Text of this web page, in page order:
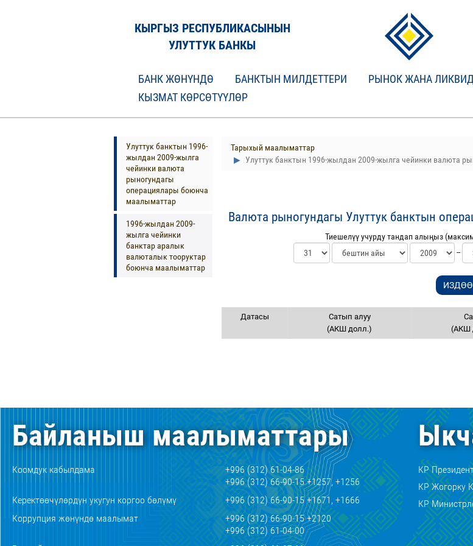
КЫРГЫЗ РЕСПУБЛИКАСЫНЫН
УЛУТТУК БАНКЫ
БАНК ЖӨНҮНДӨ БАНКТЫН МИЛДЕТТЕРИ РЫНОК ЖАНА
КЫЗМАТ КӨРСӨТҮҮЛӨР
Улуттук банктын 1996-
жылдан 2009-жылга
чейинки валюта
рыногундагы
операциялары боюнча
маалыматтар
1996-жылдан 2009-
жылга чейинки
банктар аралык
валюталык тооруктар
боюнча маалыматтар
Тарыхый маалыматтар
Улуттук банктын 1996-жылдан 2009-жылга чейинки валюта
Валюта рыногундагы Улуттук банктын
Тиешелүү учурду тандап алыңыз
--
Датасы
Сатып алуу
(АКШ долл.)
(АКШ
Байланыш маалыматтары
Коомдук кабылдама
+996 (312) 61-04-86
+996 (312) 66-90-15 +1257, +1256
Керектөөчүлөрдүн укугун коргоо бөлүмү
+996 (312) 66-90-15 +1671, +1666
Коррупция жөнүндө маалымат
+996 (312) 66-90-15 +2120
+996 (312) 61-04-00
КР
КР Жогорку
КР